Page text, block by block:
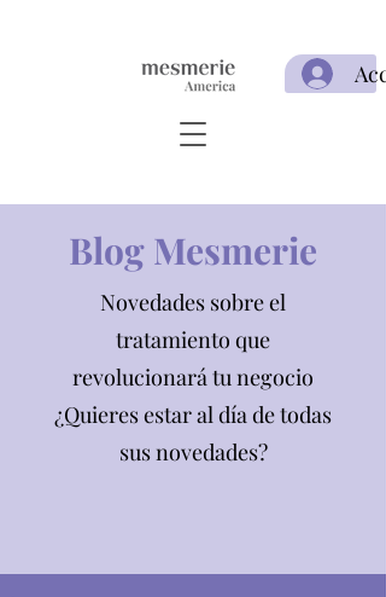
Blog Mesmerie
Novedades sobre el
tratamiento que
revolucionará tu negocio
¿Quieres estar al día de todas
sus novedades?